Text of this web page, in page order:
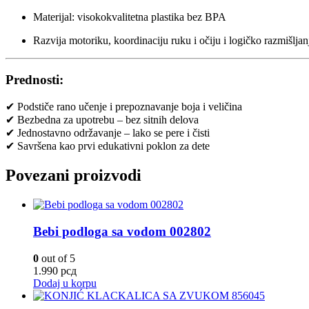
Materijal: visokokvalitetna plastika bez BPA
Razvija motoriku, koordinaciju ruku i očiju i logičko
Prednosti:
✔ Podstiče rano učenje i prepoznavanje boja i veličina
✔ Bezbedna za upotrebu – bez sitnih delova
✔ Jednostavno održavanje – lako se pere i čisti
✔ Savršena kao prvi edukativni poklon za dete
Povezani proizvodi
Bebi podloga sa vodom 002802
0 out of 5
1.990 рсд
Dodaj u korpu